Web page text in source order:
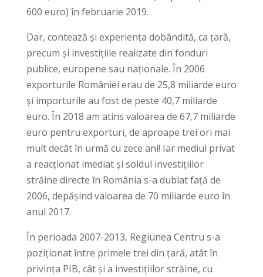
600 euro) în februarie 2019.
Dar, contează și experiența dobândită, ca țară,
precum și investițiile realizate din fonduri
publice, europene sau naționale. În 2006
exporturile României erau de 25,8 miliarde euro
şi importurile au fost de peste 40,7 miliarde
euro. În 2018 am atins valoarea de 67,7 miliarde
euro pentru exporturi, de aproape trei ori mai
mult decât în urmă cu zece ani! Iar mediul privat
a reacționat imediat și soldul investițiilor
străine directe în România s-a dublat față de
2006, depășind valoarea de 70 miliarde euro în
anul 2017.
În perioada 2007-2013, Regiunea Centru s-a
poziționat între primele trei din țară, atât în
privința PIB, cât și a investițiilor străine, cu